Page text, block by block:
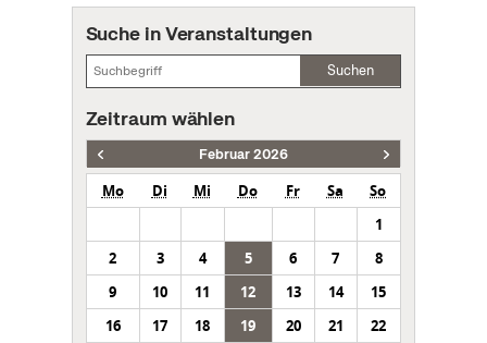
Suche in Veranstaltungen
Suchen
Zeitraum wählen
Februar 2026
Mo Di Mi Do Fr Sa
So
1
2
3 4 5 6 7
8
9
10 11 12 13 14
15
16
17 18 19 20 21
22